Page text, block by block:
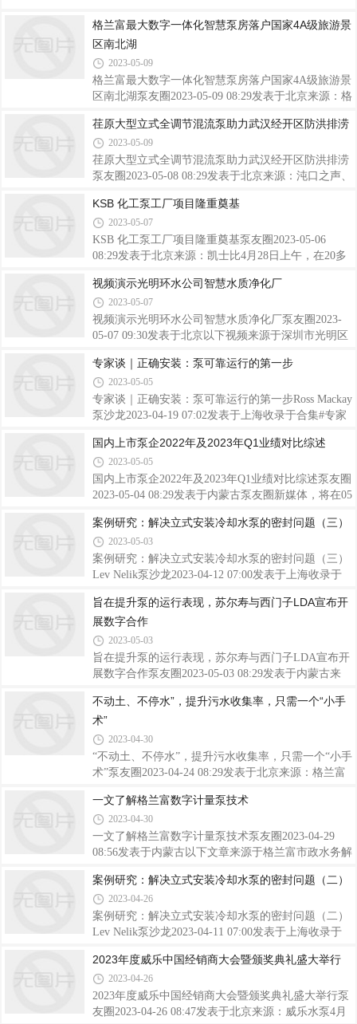
渠首枢纽工程南水北调中线工程汉江兴隆水利枢纽重
庆市梁平区左柏水库工程泰兴市马甸水利枢纽改建
格兰富最大数字一体化智慧泵房落户国家4A级旅游景
区南北湖
2023-05-09
格兰富最大数字一体化智慧泵房落户国家4A级旅游景
区南北湖泵友圈2023-05-09 08:29发表于北京来源：格
嘉兴市海盐县境内，山林葱翠、海天一色、古城悠
然，是国内唯一融山海湖为一体的景区，国家4A级旅
游景区、浙江省首批省级风景名胜地。日前，格兰富
数字一体化智慧泵房落户海盐县南北湖风景区，是目
房，也是海盐水务集团向数字化、现代化水务转型迈
出的重要一步。泵房由外部箱体和智慧供水机组两部
分组成。外部箱体采用吸音、保温防阻燃的环
荏原大型立式全调节混流泵助力武汉经开区防洪排涝
2023-05-09
荏原大型立式全调节混流泵助力武汉经开区防洪排涝
泵友圈2023-05-08 08:29发表于北京来源：沌口之声、
都城排公司在主汛期来临前启动试机运行工作。4月
25日上午，周家河泵站5台水泵机组及附属设备顺利
完成带负荷试机。此次试机成功，标志着由车都城排
公司维护管理的38座城排泵站（包括3座国家大（2）
将在武汉经开区防洪排涝工作中发挥重要作用。周家
河泵站单机容量3300千瓦，总装机容量16500千瓦；
单机流量25立方米每秒，总流量125立方米每秒
KSB 化工泵工厂项目隆重奠基
2023-05-07
KSB 化工泵工厂项目隆重奠基泵友圈2023-05-06
08:29发表于北京来源：凯士比4月28日上午，在20多
自凯士比集团公司、北亚管理层以及上海公司各部门
同事的共同见证下，KSB化工泵工厂项目在上海闵行
工厂内隆重奠基。这是该项目在获得德国董事会及监
事会正式批准6个月后的一个重要里程碑，标志着项
质性建设阶段。该项目总投资1800万欧元，将分两期
建设。一期预计2023年底完成主体结构，计划于2024
年6月正式完成设备调试并交付运营，投产后将在短
期
视频演示光明环水公司智慧水质净化厂
2023-05-07
视频演示光明环水公司智慧水质净化厂泵友圈2023-
05-07 09:30发表于北京以下视频来源于深圳市光明区
环水公司顺利完成智慧水质净化厂建设，为光明区创
建水务治理现代化先行示范区奠定了更加坚实的基
础。光明智慧水质净化厂建设实现了厂站业务设施的
数字化
专家谈｜正确安装：泵可靠运行的第一步
2023-05-05
专家谈｜正确安装：泵可靠运行的第一步Ross Mackay
泵沙龙2023-04-19 07:02发表于上海收录于合集#专家
性时，任何行业或运营商都不能忽视一些基础知识。
看看这篇由该领域最著名的专家之一撰写的枯燥乏味
的复习读物。是否具有正确和完善的安装实践，可能
意味着可以提供多年无故障服务的泵与需要持续和重
我们无法提供关于如何安装所有类型泵的详细说明，
但本文中的大多数信息都是指单级端吸设计。必须满
足三个特定区域的要求，以确保泵在系统内提
国内上市泵企2022年及2023年Q1业绩对比综述
2023-05-05
国内上市泵企2022年及2023年Q1业绩对比综述泵友圈
2023-05-04 08:29发表于内蒙古泵友圈新媒体，将在05
品发布会视频号来源：泵友圈编辑整理近期，国内上
市水泵企业发布了2022年以及2023年一季度的业绩，
泵友圈根据年度报告整理了部分企业收入和利润数
据，整理如下。这里需要特别说明的是，有些企业的
亿，同比增长6.53%；中金环境（制造业）：42.58
亿，同比增长4.6%；北化股份（工业泵）：4亿，同
比增长16.82%；航天动力（泵及泵系统）：5.49亿
案例研究：解决立式安装冷却水泵的密封问题（三）
2023-05-03
案例研究：解决立式安装冷却水泵的密封问题（三）
Lev Nelik泵沙龙2023-04-12 07:00发表于上海收录于
问题4个KSB公司Omega泵上接：案例研究：解决立式
安装冷却水泵的密封问题（二）。编者按East
Kentucky电力合作社第二单元Spurlock电站的Barry T.
Brown为本专栏做出了贡献。前言在本系列的前两篇
文章中，讨论了有些不寻常的立式安装的双吸水平中
机组的所有三台泵的两侧（内侧和外侧），都泄漏了
多年。前面的文章介绍了PREMS-2A数据采集系统的
旨在提升泵的运行表现，苏尔寿与西门子LDA宣布开
展数字合作
2023-05-03
旨在提升泵的运行表现，苏尔寿与西门子LDA宣布开
展数字合作泵友圈2023-05-03 08:29发表于内蒙古来
大型传动应用公司（ Large Drives Applications ，
LDA）着手运用双方专业知识，为大型离心泵运营商
提供增强的数字价值主张：将各自的物联网平台和服
务系统——BLUE BOX™和SIDRIVE IQ整合在一
起，提供一种集成解决方案，以提高设备可靠性并降
尔寿和西门子LDA正在为本次合作迈出第一步，预计
将为大型离心泵的运营商带来极具潜力的成本节约
不动土、不停水”，提升污水收集率，只需一个“小手
术”
2023-04-30
“不动土、不停水”，提升污水收集率，只需一个“小手
术”泵友圈2023-04-24 08:29发表于北京来源：格兰富
处理厂都不同程度上面临新的目标，比如提高污水的
收集率，提高出水标准，提升处理效率等。在提高污
水收集率的选项中，对比扩容和扩建，扩容具有成本
更低、耗时更短、更经济的优势。那是不是真的能通
格记说课2.0的苏州高铁新城污水厂的课程中我们就跟
大家分享了这样一个案例仅一天时间，在不停水的情
况下完成了施工现场所有泵的替换的
一文了解格兰富数字计量泵技术
2023-04-30
一文了解格兰富数字计量泵技术泵友圈2023-04-29
08:56发表于内蒙古以下文章来源于格兰富市政水务解
政水务是智能水泵和系统解决方案供应商，产品广泛
应用于原水取水、饮用水处理、水资源配送、污水输
送、防洪、污水处理等领域。我们力求对泵送方案进
行优化，为客户提供最佳可靠性和资源利用效率。格
2005年并购安度实（Alldos）, 2018年发布新一代智能
数字计量泵Smart digital全系列，多年来通过位于德国
的研发中心和生产线对产品持续投入，
案例研究：解决立式安装冷却水泵的密封问题（二）
2023-04-26
案例研究：解决立式安装冷却水泵的密封问题（二）
Lev Nelik泵沙龙2023-04-11 07:00发表于上海收录于
问题4个KSB公司RDLV泵上接：案例研究：解决立式
安装冷却水泵的密封问题（一）。编者按East
Kentucky电力合作社第二单元Spurlock电站的Barry T.
Brown为本专栏做出了贡献。前言本系列的第一部分
2023年度威乐中国经销商大会暨颁奖典礼盛大举行
2023-04-26
2023年度威乐中国经销商大会暨颁奖典礼盛大举行泵
友圈2023-04-26 08:47发表于北京来源：威乐水泵4月